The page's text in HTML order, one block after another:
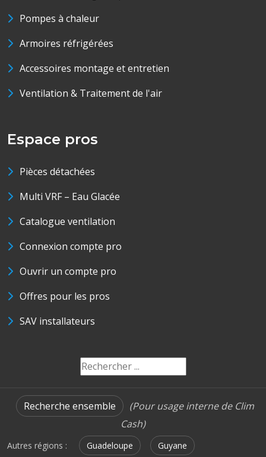
Pompes à chaleur
Armoires réfrigérées
Accessoires montage et entretien
Ventilation & Traitement de l'air
Espace pros
Pièces détachées
Multi VRF – Eau Glacée
Catalogue ventilation
Connexion compte pro
Ouvrir un compte pro
Offres pour les pros
SAV installateurs
Recherche ensemble
(Pour usage interne de Clim
Cash)
Autres régions : Guadeloupe Guyane